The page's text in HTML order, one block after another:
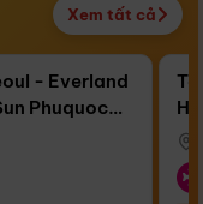
Xem tất cả
Điểm nổi bật
- Everland
Phuquoc